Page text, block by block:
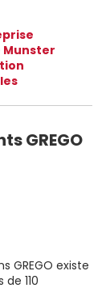
Munster
GREGO
GREGO existe
110